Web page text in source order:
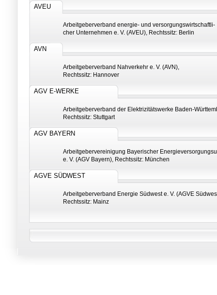
AVEU
Arbeitgeberverband energie- und versorgungswirtschaftli-
cher Unternehmen e. V. (AVEU), Rechtssitz: Berlin
AVN
Arbeitgeberverband Nahverkehr e. V. (AVN),
Rechtssitz: Hannover
AGV E-WERKE
Arbeitgeberverband der Elektrizitätswerke Baden-
Rechtssitz: Stuttgart
AGV BAYERN
Arbeitgebervereinigung Bayerischer
e. V. (AGV Bayern), Rechtssitz: München
AGVE SÜDWEST
Arbeitgeberverband Energie Südwest e. V. (AGVE
Rechtssitz: Mainz